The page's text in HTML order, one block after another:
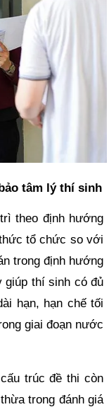
tâm lý thí sinh
theo định hướng
tổ chức so với
trong định hướng
giúp thí sinh có đủ
hạn, hạn chế tối
giai đoạn nước
trúc đề thi còn
trong đánh giá